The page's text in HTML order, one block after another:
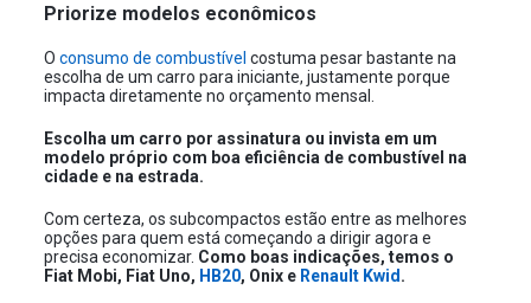
Priorize modelos econômicos
Oconsumo de combustível costuma pesar bastante na
escolha de um carro para iniciante, justamente porque
impacta diretamente no orçamento mensal.
Escolha um carro por assinatura ou invista em um
modelo próprio com boa eficiência de combustível na
cidade e na estrada.
Com certeza, os subcompactos estão entre as melhores
opções para quem está começando a dirigir agora e
precisa economizar. Como boas indicações, temos o
Fiat Mobi, Fiat Uno, HB20, Onix e Renault Kwid .